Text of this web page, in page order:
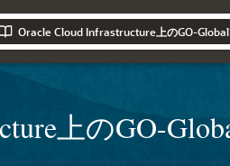
上のGO-